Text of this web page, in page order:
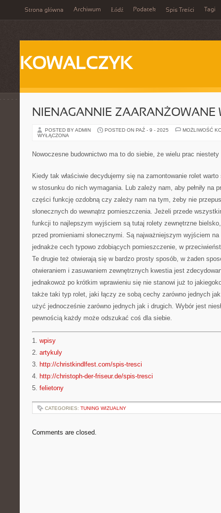
Strona główna Archiwum Łódź Podatek Spis Treści Tagi
KOWALCZYK
NIENAGANNIE ZAARANŻOWANE
POSTED BY ADMIN POSTED ON PAŹ - 9 - 2025
MOŻLIWOŚĆ
WYŁĄCZONA
Nowoczesne budownictwo ma to do siebie, że wielu prac
Kiedy tak właściwie decydujemy się na zamontowanie rolet
w stosunku do nich wymagania. Lub zależy nam, aby pełniły na
części funkcję ozdobną czy zależy nam na tym, żeby nie
słonecznych do wewnątrz pomieszczenia. Jeżeli przede
funkcji to najlepszym wyjściem są tutaj rolety zewnętrzne
przed promieniami słonecznymi. Są najważniejszym wyjściem
jednakże cech typowo zdobiących pomieszczenie, w
Te drugie też otwierają się w bardzo prosty sposób, w żaden
otwieraniem i zasuwaniem zewnętrznych kwestia jest
jednakowoż po krótkim wprawieniu się nie stanowi już to
także taki typ rolet, jaki łączy ze sobą cechy zarówno jednych
użyć jednocześnie zarówno jednych jak i drugich. Wybór jest
pewnością każdy może odszukać coś dla siebie.
1. wpisy
2. artykuly
3. http://christkindlfest.com/spis-tresci
4. http://christoph-der-friseur.de/spis-tresci
5. felietony
CATEGORIES: TUNING WIZUALNY
Comments are closed.